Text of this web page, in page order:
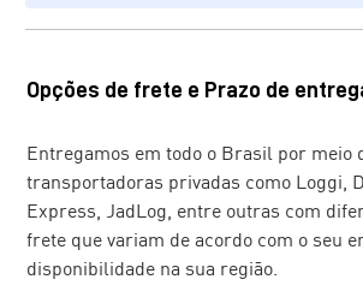
Opções de frete e Prazo de
Entregamos em todo o Brasil por meio
transportadoras privadas como Loggi,
Express, JadLog, entre outras com
frete que variam de acordo com o seu
disponibilidade na sua região.